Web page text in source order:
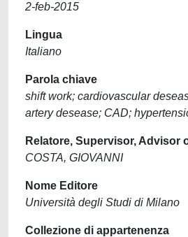
2-feb-2015
Lingua
Italiano
Parola chiave
shift work; cardiovascular
artery desease; CAD;
Relatore, Supervisor, Advisor
COSTA, GIOVANNI
Nome Editore
Università degli Studi di Milano
Collezione di appartenenza